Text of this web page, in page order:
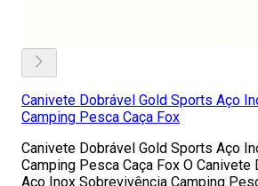
Canivete Dobrável Gold Sports Aço
Camping Pesca Caça Fox
Canivete Dobrável Gold Sports Aço
Camping Pesca Caça Fox O
Aço Inox Sobrevivência Camping